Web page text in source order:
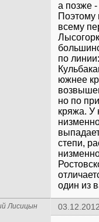
а позже
Поэтому
всему
по
южнее
но по
кряжа. У
степи,
один из
Лисицын